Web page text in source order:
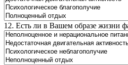
12. Есть ли в Вашем образе жизни